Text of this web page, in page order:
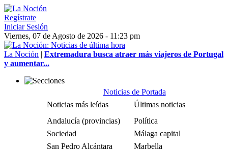
Regístrate
Iniciar Sesión
Viernes, 07 de Agosto de 2026 - 11:23 pm
La Noción | Extremadura busca atraer más viajeros de Portugal
y aumentar...
Noticias de Portada
Noticias más leídas
Últimas noticias
Andalucía (provincias)
Política
Sociedad
Málaga capital
San Pedro Alcántara
Marbella